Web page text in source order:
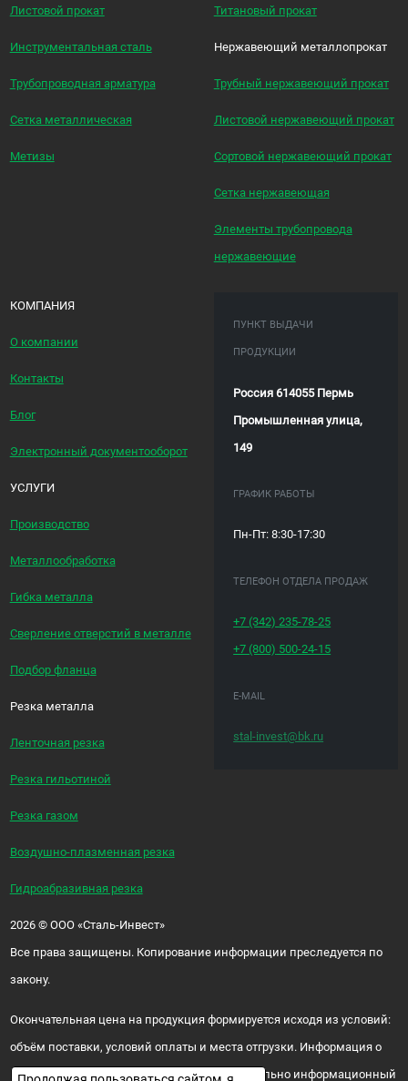
Листовой прокат
Инструментальная сталь
Трубопроводная арматура
Сетка металлическая
Метизы
Титановый прокат
Нержавеющий металлопрокат
Трубный нержавеющий прокат
Листовой нержавеющий прокат
Сортовой нержавеющий прокат
Сетка нержавеющая
Элементы трубопровода
нержавеющие
КОМПАНИЯ
О компании
Контакты
Блог
Электронный документооборот
УСЛУГИ
Производство
Металлообработка
Гибка металла
Сверление отверстий в металле
Подбор фланца
Резка металла
Ленточная резка
Резка гильотиной
Резка газом
Воздушно-плазменная резка
Гидроабразивная резка
ПУНКТ ВЫДАЧИ
ПРОДУКЦИИ
Россия 614055 Пермь
Промышленная улица,
149
ГРАФИК РАБОТЫ
Пн-Пт: 8:30-17:30
ТЕЛЕФОН ОТДЕЛА ПРОДАЖ
+7 (342)235-78-25
+7 (800) 500-24-15
E-MAIL
stal-invest@bk.ru
2026 ©ООО «Сталь-Инвест»
Все права защищены. Копирование информации преследуется по
закону.
Окончательная цена на продукция формируется исходя из условий:
объём поставки, условий оплаты и места отгрузки. Информация о
цене и наличии продукции носит исключительно информационный